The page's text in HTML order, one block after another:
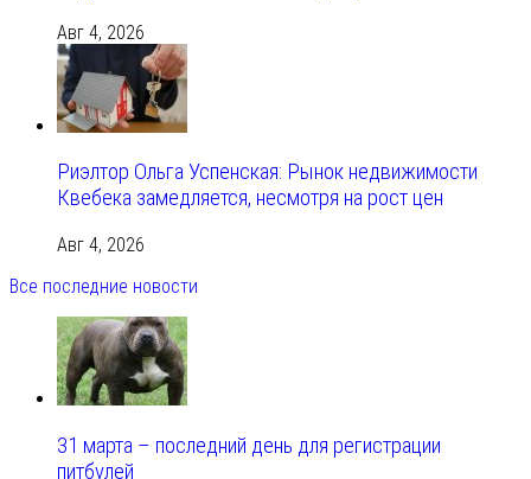
Авг 4, 2026
Риэлтор Ольга Успенская: Рынок недвижимости
Квебека замедляется, несмотря на рост цен
Авг 4, 2026
Все последние новости
31 марта – последний день для регистрации
питбулей